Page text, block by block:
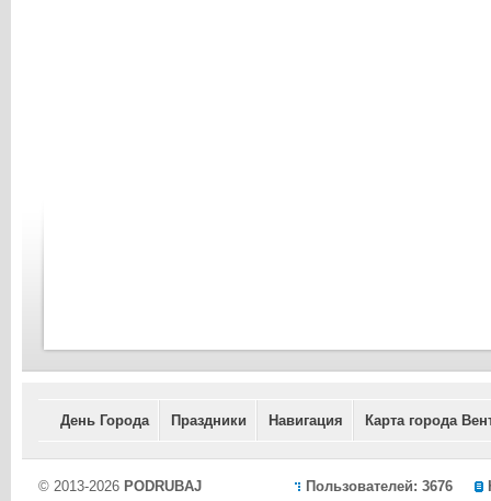
День Города Праздники Навигация Карта города
Пользователей: 3676
© 2013-2026 PODRUBAJ